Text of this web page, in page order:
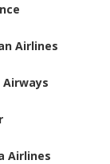
Airlines
Airlines